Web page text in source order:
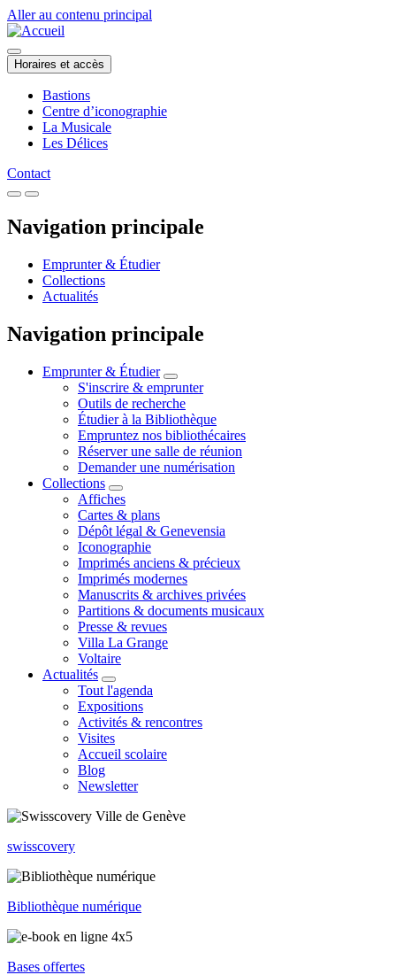
Aller au contenu principal
Horaires et accès
Bastions
Centre d’iconographie
La Musicale
Les Délices
Contact
Navigation principale
Emprunter & Étudier
Collections
Actualités
Navigation principale
Emprunter & Étudier
S'inscrire & emprunter
Outils de recherche
Étudier à la Bibliothèque
Empruntez nos bibliothécaires
Réserver une salle de réunion
Demander une numérisation
Collections
Affiches
Cartes & plans
Dépôt légal & Genevensia
Iconographie
Imprimés anciens & précieux
Imprimés modernes
Manuscrits & archives privées
Partitions & documents musicaux
Presse & revues
Villa La Grange
Voltaire
Actualités
Tout l'agenda
Expositions
Activités & rencontres
Visites
Accueil scolaire
Blog
Newsletter
swisscovery
Bibliothèque numérique
Bases offertes